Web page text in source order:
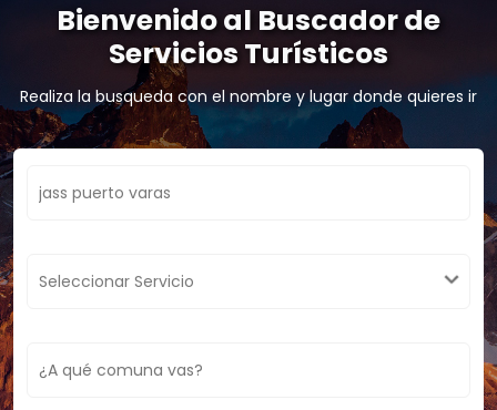
Bienvenido al Buscador de
Servicios Turísticos
Realiza la busqueda con el nombre y lugar donde quieres ir